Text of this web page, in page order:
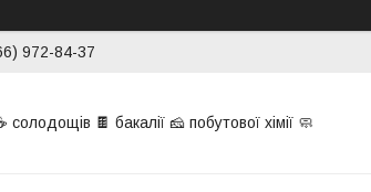
972-84-37
солодощів 🍫 бакалії 🧀 побутової хімії 🧼